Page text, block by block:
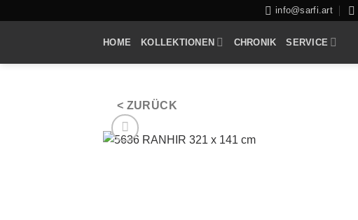
info@sarfi.art
HOME KOLLEKTIONEN CHRONIK SERVICE
< ZURÜCK